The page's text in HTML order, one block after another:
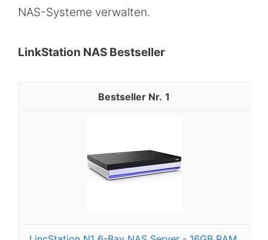
NAS-Systeme verwalten.
LinkStation NAS Bestseller
1